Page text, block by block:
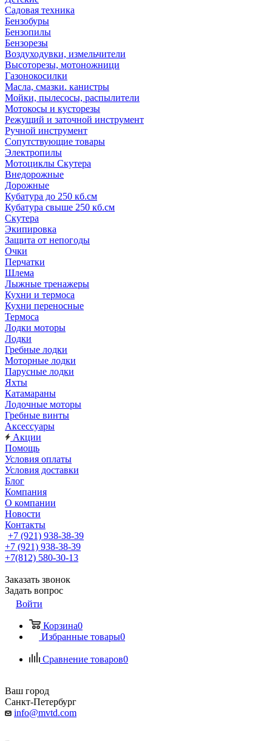
Садовая техника
Бензобуры
Бензопилы
Бензорезы
Воздуходувки, измельчители
Высоторезы, мотоножници
Газонокосилки
Масла, смазки. канистры
Мойки, пылесосы, распылители
Мотокосы и кусторезы
Режущий и заточной инструмент
Ручной инструмент
Сопутствующие товары
Электропилы
Мотоциклы Скутера
Внедорожные
Дорожные
Кубатура до 250 кб.см
Кубатура свыше 250 кб.см
Скутера
Экипировка
Защита от непогоды
Очки
Перчатки
Шлема
Лыжные тренажеры
Кухни и термоса
Кухни переносные
Термоса
Лодки моторы
Лодки
Гребные лодки
Моторные лодки
Парусные лодки
Яхты
Катамараны
Лодочные моторы
Гребные винты
Аксессуары
Акции
Помощь
Условия оплаты
Условия доставки
Блог
Компания
О компании
Новости
Контакты
+7 (921) 938-38-39
+7 (921) 938-38-39
+7(812) 580-30-13
Заказать звонок
Задать вопрос
Войти
Корзина0
Избранные товары0
Сравнение товаров0
Ваш город
Санкт-Петербург
info@mvtd.com